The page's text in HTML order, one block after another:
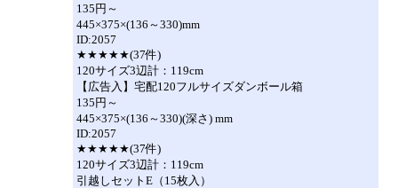
135円～
445×375×(136～330)mm
ID:2057
★★★★★(37件)
120サイズ3辺計：119cm
【広告入】宅配120フルサイズダンボール箱
135円～
445×375×(136～330)(深さ) mm
ID:2057
★★★★★(37件)
120サイズ3辺計：119cm
引越しセットE（15枚入）